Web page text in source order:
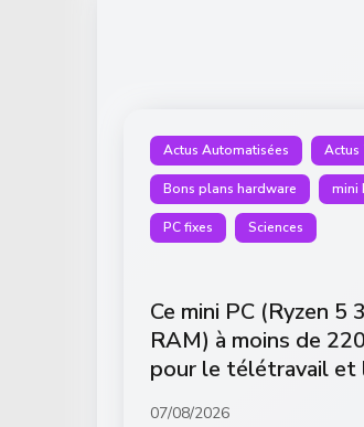
Actus Automatisées Actus
Bons plans hardware mini
PC fixes Sciences
Ce mini PC (Ryzen 5
RAM) à moins de
pour le télétravail et
07/08/2026